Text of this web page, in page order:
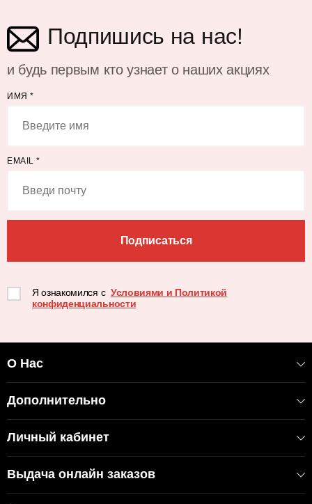
Подпишись на нас!
и будь первым кто узнает о наших акциях
ИМЯ *
EMAIL *
Подписаться
Я ознакомился с Условиями и Политикой
конфиденциальности
О Нас
Дополнительно
Личный кабинет
Выдача онлайн заказов